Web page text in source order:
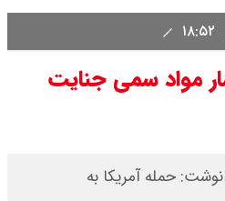
مواد سمی جنایت
حمله آمریکا به